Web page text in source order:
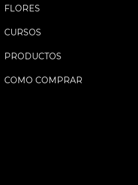
FLORES
CURSOS
PRODUCTOS
COMO COMPRAR